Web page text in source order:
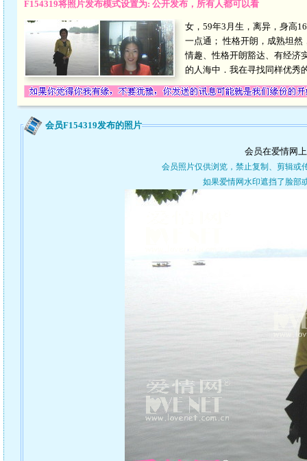
F154319将照片发布模式设置为: 公开发布，所有人都可以看
女，59年3月生，离异，身高
一点通； 性格开朗，成熟坦
情趣、性格开朗豁达、有经济
的人海中．我在寻找同样优秀
会员F154319发布的照片
会员在爱情网
会员照片仅供浏览，禁止复制、剪辑或
如果爱情网水印遮挡了脸部